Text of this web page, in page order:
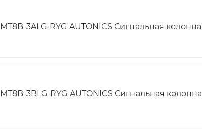
MT8B-3ALG-RYG AUTONICS Сигнальная колонна
MT8B-3BLG-RYG AUTONICS Сигнальная колонна